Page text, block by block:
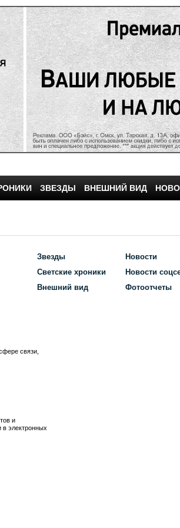
ЗВЕЗДЫ ВНЕШНИЙ ВИД
Звезды
Светские хроники
Внешний вид
Новости
Новости
Фотоотчеты
связи,
и
электронных